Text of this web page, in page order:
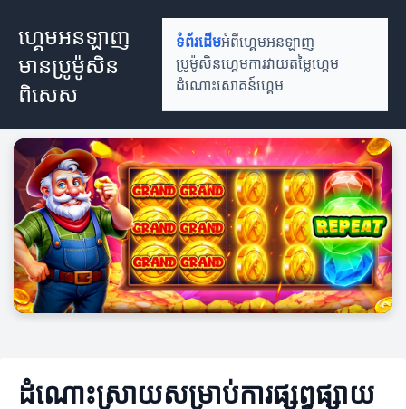
ហ្គេមអនឡាញ
មានប្រូម៉ូសិន
ពិសេស
ទំព័រដើមអំពីហ្គេមអនឡាញ
ប្រូម៉ូសិនហ្គេមការវាយតម្លៃហ្គេម
ដំណោះសោគន៍ហ្គេម
ដំណោះស្រាយសម្រាប់ការផ្សព្វផ្សាយ